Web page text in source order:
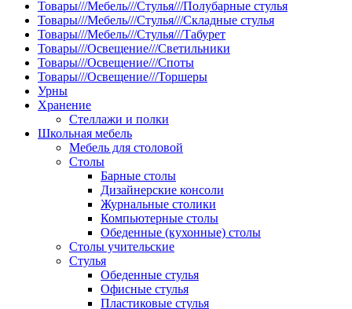
Товары///Мебель///Стулья///Полубарные стулья
Товары///Мебель///Стулья///Складные стулья
Товары///Мебель///Стулья///Табурет
Товары///Освещение///Светильники
Товары///Освещение///Споты
Товары///Освещение///Торшеры
Урны
Хранение
Стеллажи и полки
Школьная мебель
Мебель для столовой
Столы
Барные столы
Дизайнерские консоли
Журнальные столики
Компьютерные столы
Обеденные (кухонные) столы
Столы учительские
Стулья
Обеденные стулья
Офисные стулья
Пластиковые стулья